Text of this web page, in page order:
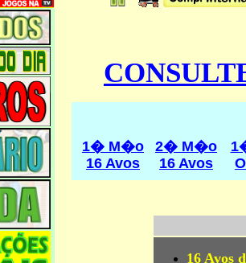
1� M�o
16 Avos
2� M�o
16 Avos
16 Avos